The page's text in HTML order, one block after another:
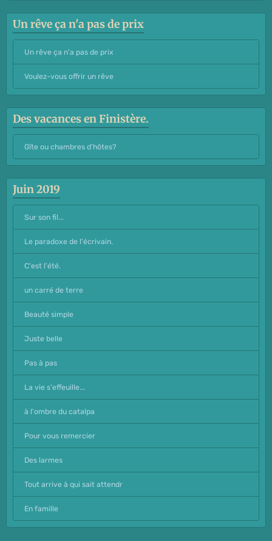
Un rêve ça n'a pas de prix
Un rêve ça n'a pas de prix
Voulez-vous offrir un rêve
Des vacances en Finistère.
Gîte ou chambres d'hôtes?
Juin 2019
Sur son fil...
Le paradoxe de l'écrivain.
C'est l'été.
un carré de terre
Beauté simple
Juste belle
Pas à pas
La vie s'effeuille...
à l'ombre du catalpa
Pour vous remercier
Des larmes
Tout arrive à qui sait attendr
En famille